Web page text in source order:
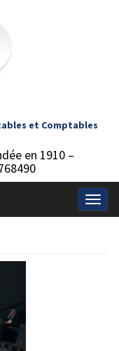
et Comptables
en 1910 –